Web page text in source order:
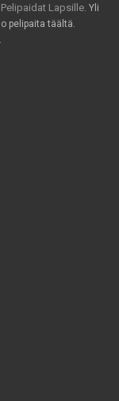
Lapsille. Yli
pelipaita täältä.